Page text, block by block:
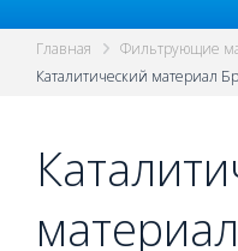
Главная Фильтрующие
Каталитический материал